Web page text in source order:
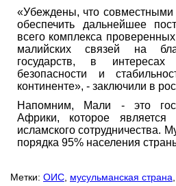
«Убеждены, что
обеспечить дальнейшее
всего комплекса
малийских связей на
государств, в интересах
безопасности и
континенте», - заключили в
Напомним, Мали - это
Африки, которое является
исламского сотрудничества.
порядка 95% населения
Метки: ОИС мусульманская страна